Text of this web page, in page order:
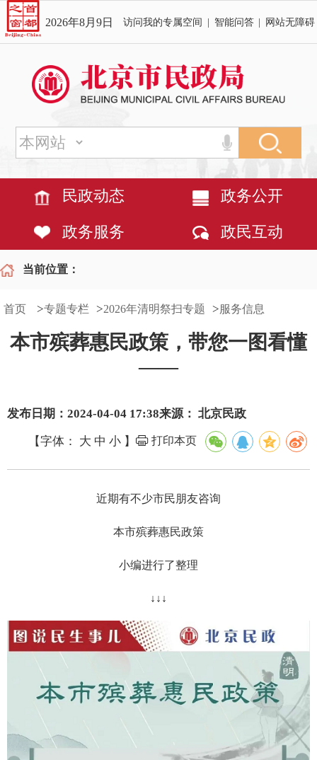
2026年8月9日 访问我的专属空间 智能问答 网站无障碍
民政动态 政务公开
政务服务 政民互动
当前位置：
首页 >专题专栏 >2026年清明祭扫专题 >服务信息
本市殡葬惠民政策，带您一图看懂
——
发布日期：2024-04-04 17:38来源： 北京民政
【字体： 大 中 小 】 打印本页
近期有不少市民朋友咨询
本市殡葬惠民政策
小编进行了整理
↓↓↓